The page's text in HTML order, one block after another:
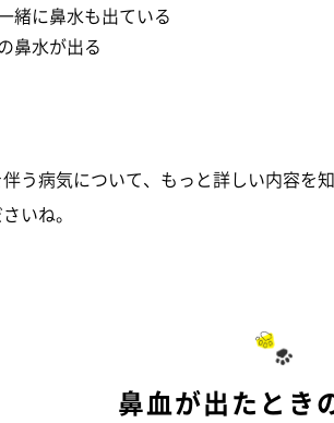
緒に鼻水も出ている
鼻水が出る
う病気について、もっと詳しい内容を
いね。
鼻血が出たとき